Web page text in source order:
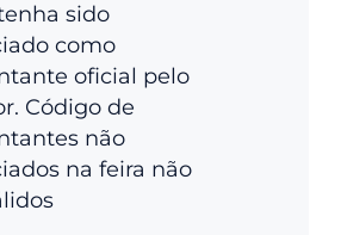
sido
como
oficial pelo
Código de
não
na feira não